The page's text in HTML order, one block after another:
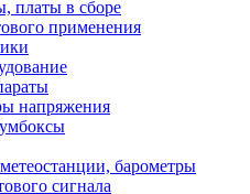
платы в сборе
применения
напряжения
барометры
сигнала